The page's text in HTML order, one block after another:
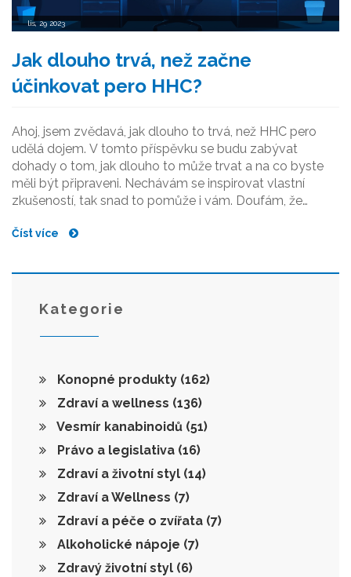
lis, 29 2023
Jak dlouho trvá, než začne
účinkovat pero HHC?
Ahoj, jsem zvědavá, jak dlouho to trvá, než HHC pero
udělá dojem. V tomto příspěvku se budu zabývat
dohady o tom, jak dlouho to může trvat a na co byste
měli být připraveni. Nechávám se inspirovat vlastní
zkušeností, tak snad to pomůže i vám. Doufám, že
Číst více
Kategorie
Konopné produkty (162)
Zdraví a wellness (136)
Vesmír kanabinoidů (51)
Právo a legislativa (16)
Zdraví a životní styl (14)
Zdraví a Wellness (7)
Zdraví a péče o zvířata (7)
Alkoholické nápoje (7)
Zdravý životní styl (6)